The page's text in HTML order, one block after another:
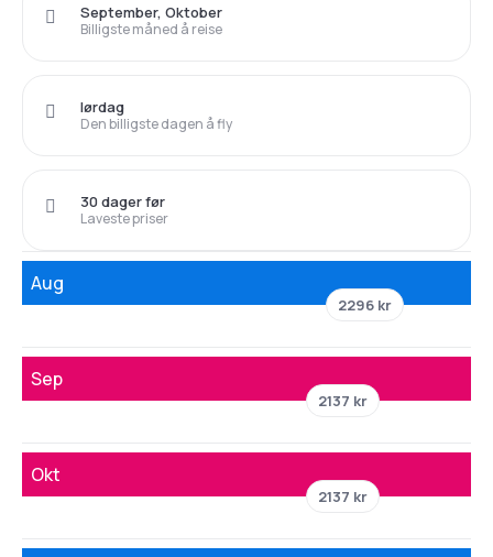
Billigste måned å reise
September, Oktober
Den billigste dagen å fly
lørdag
Laveste priser
30 dager før
Aug
2296 kr
Sep
2137 kr
Okt
2137 kr